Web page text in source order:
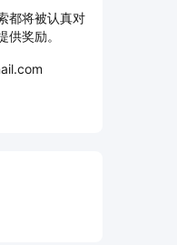
都将被认真对
奖励。